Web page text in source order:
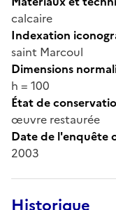
calcaire
Indexation
saint Marcoul
Dimensions
h = 100
État de
œuvre restaurée
Date de l'enquête
2003
Historique